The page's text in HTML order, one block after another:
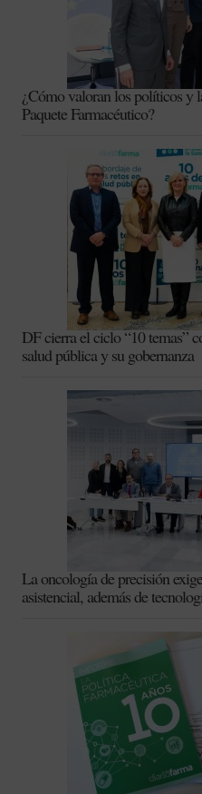
¿Cómo valoran los políticos y
Paquete Farmacéutico?
DF cierra el ciclo “10 temas”
salud pública y su gobernanza
La oncología de precisión
asistencial, además de